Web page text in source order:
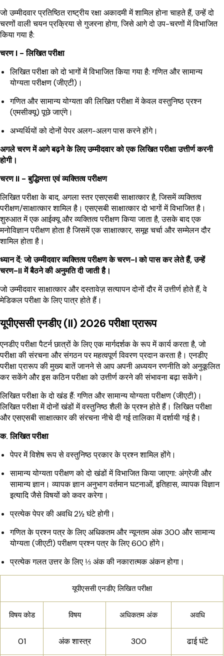
जो उम्मीदवार प्रतिष्ठित राष्ट्रीय रक्षा अकादमी में शामिल होना चाहते हैं, उन्हें दो
चरणों वाली चयन प्रक्रिया से गुजरना होगा, जिसे आगे दो उप-चरणों में विभाजित
किया गया है:
चरण I - लिखित परीक्षा
लिखित परीक्षा को दो भागों में विभाजित किया गया है: गणित और सामान्य
योग्यता परीक्षण (जीएटी)।
गणित और सामान्य योग्यता की लिखित परीक्षा में केवल वस्तुनिष्ठ प्रश्न
(एमसीक्यू) पूछे जाएंगे।
अभ्यर्थियों को दोनों पेपर अलग-अलग पास करने होंगे।
अगले चरण में आगे बढ़ने के लिए उम्मीदवार को एक लिखित परीक्षा उत्तीर्ण करनी
होगी।
चरण II - बुद्धिमत्ता एवं व्यक्तित्व परीक्षण
लिखित परीक्षा के बाद, अगला स्तर एसएसबी साक्षात्कार है, जिसमें व्यक्तित्व
परीक्षण/साक्षात्कार शामिल है। एसएसबी साक्षात्कार दो भागों में विभाजित है।
शुरुआत में एक आईक्यू और व्यक्तित्व परीक्षण किया जाता है, उसके बाद एक
मनोविज्ञान परीक्षण होता है जिसमें एक साक्षात्कार, समूह चर्चा और सम्मेलन दौर
शामिल होता है।
ध्यान दें: जो उम्मीदवार व्यक्तित्व परीक्षण के चरण-I को पास कर लेते हैं, उन्हें
चरण-II में बैठने की अनुमति दी जाती है।
जो उम्मीदवार साक्षात्कार और दस्तावेज़ सत्यापन दोनों दौर में उत्तीर्ण होते हैं, वे
मेडिकल परीक्षा के लिए पात्र होते हैं।
यूपीएससी एनडीए (II) 2026 परीक्षा प्रारूप
एनडीए परीक्षा पैटर्न छात्रों के लिए एक मार्गदर्शक के रूप में कार्य करता है, जो
परीक्षा की संरचना और संगठन पर महत्वपूर्ण विवरण प्रदान करता है। एनडीए
परीक्षा प्रारूप की मुख्य बातें जानने से आप अपनी अध्ययन रणनीति को अनुकूलित
कर सकेंगे और इस कठिन परीक्षा को उत्तीर्ण करने की संभावना बढ़ा सकेंगे।
लिखित परीक्षा के दो खंड हैं: गणित और सामान्य योग्यता परीक्षण (जीएटी)।
लिखित परीक्षा में दोनों खंडों में वस्तुनिष्ठ शैली के प्रश्न होते हैं। लिखित परीक्षा
और एसएसबी साक्षात्कार की संरचना नीचे दी गई तालिका में दर्शायी गई है।
क. लिखित परीक्षा
पेपर में विशेष रूप से वस्तुनिष्ठ प्रकार के प्रश्न शामिल होंगे।
सामान्य योग्यता परीक्षण को दो खंडों में विभाजित किया जाएगा: अंग्रेजी और
सामान्य ज्ञान। व्यापक ज्ञान अनुभाग वर्तमान घटनाओं, इतिहास, व्यापक विज्ञान
इत्यादि जैसे विषयों को कवर करेगा।
प्रत्येक पेपर की अवधि 2½ घंटे होगी।
गणित के प्रश्न पत्र के लिए अधिकतम और न्यूनतम अंक 300 और सामान्य
योग्यता (जीएटी) परीक्षण प्रश्न पत्र के लिए 600 होंगे।
प्रत्येक गलत उत्तर के लिए ⅓ अंक की नकारात्मक अंकन होगा।
यूपीएससी एनडीए लिखित परीक्षा
विषय कोड विषय अधिकतम अंक अवधि
01 अंक शास्त्र 300 ढाई घंटे